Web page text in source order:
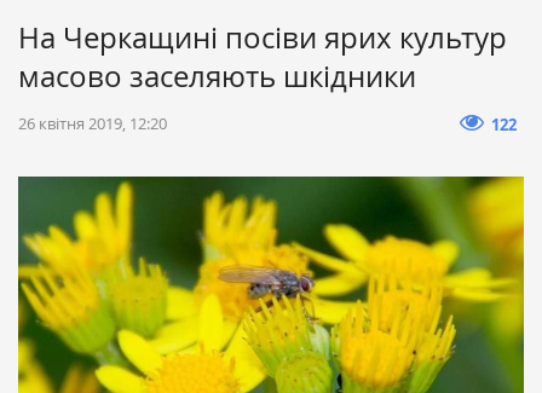
На Черкащині посіви ярих культур
масово заселяють шкідники
26 квітня 2019, 12:20 122